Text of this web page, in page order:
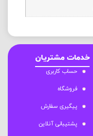
خدمات مشتریان
حساب کاربری
فروشگاه
پیگیری سفارش
پشتیبانی آنلاین